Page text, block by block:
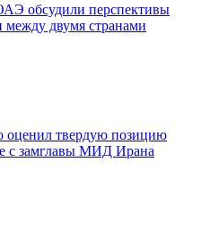
обсудили перспективы
между двумя странами
твердую позицию
с замглавы МИД Ирана